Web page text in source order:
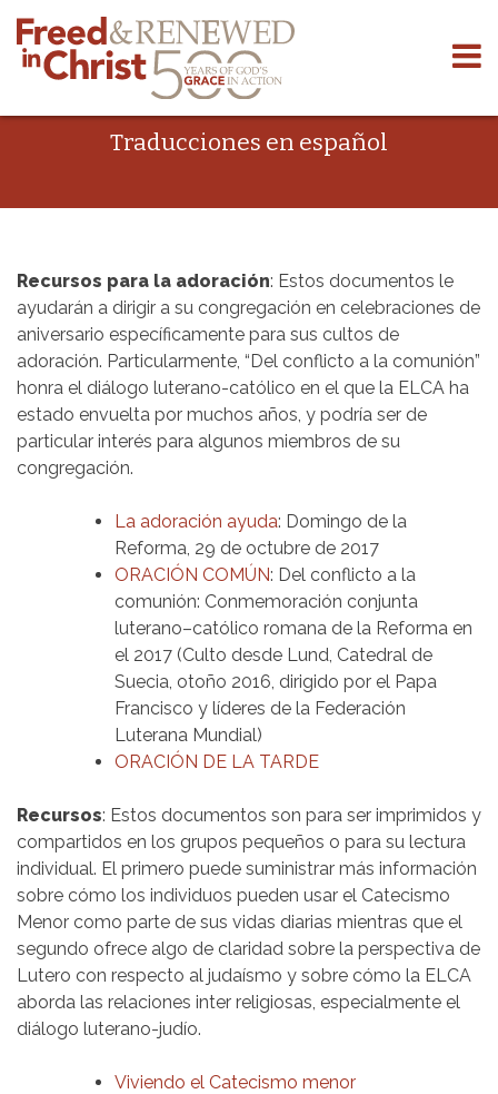
Skip
content
Traducciones en español
Recursos para la adoración: Estos documentos le
ayudarán a dirigir a su congregación en celebraciones de
aniversario específicamente para sus cultos de
adoración. Particularmente, “Del conflicto a la comunión”
honra el diálogo luterano-católico en el que la ELCA ha
estado envuelta por muchos años, y podría ser de
particular interés para algunos miembros de su
congregación.
La adoración ayuda: Domingo de la
Reforma, 29 de octubre de 2017
ORACIÓN COMÚN: Del conflicto a la
comunión: Conmemoración conjunta
luterano–católico romana de la Reforma en
el 2017 (Culto desde Lund, Catedral de
Suecia, otoño 2016, dirigido por el Papa
Francisco y líderes de la Federación
Luterana Mundial)
ORACIÓN DE LA TARDE
Recursos: Estos documentos son para ser imprimidos y
compartidos en los grupos pequeños o para su lectura
individual. El primero puede suministrar más información
sobre cómo los individuos pueden usar el Catecismo
Menor como parte de sus vidas diarias mientras que el
segundo ofrece algo de claridad sobre la perspectiva de
Lutero con respecto al judaísmo y sobre cómo la ELCA
aborda las relaciones inter religiosas, especialmente el
diálogo luterano-judío.
Viviendo el Catecismo menor